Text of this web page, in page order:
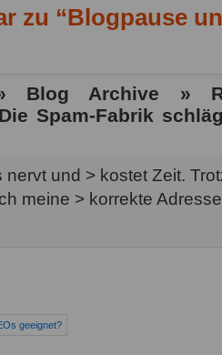
zu “Blogpause
» Blog Archive »
Spam-Fabrik
und > kostet Zeit.
meine > korrekte
geeignet?